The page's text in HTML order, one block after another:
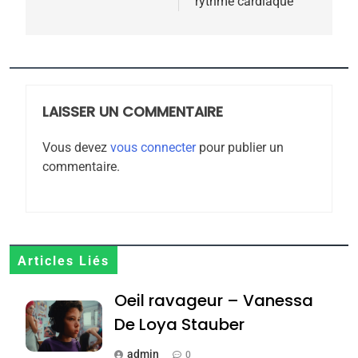
LAISSER UN COMMENTAIRE
Vous devez vous connecterpour publier un
commentaire.
Articles Liés
Oeil ravageur – Vanessa
De Loya Stauber
admin 0
2025, l’année la plus
rapport d’ADL contre
FRANCE ISRAÉL
6
Zrihen-Dvir
7
Jacques Hadida
JUDAISME